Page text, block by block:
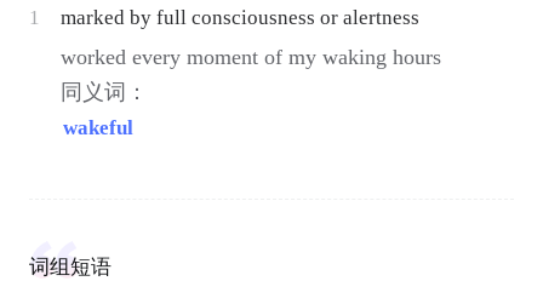
1 marked by full consciousness or alertness
worked every moment of my waking hours
同义词：
wakeful
词组短语